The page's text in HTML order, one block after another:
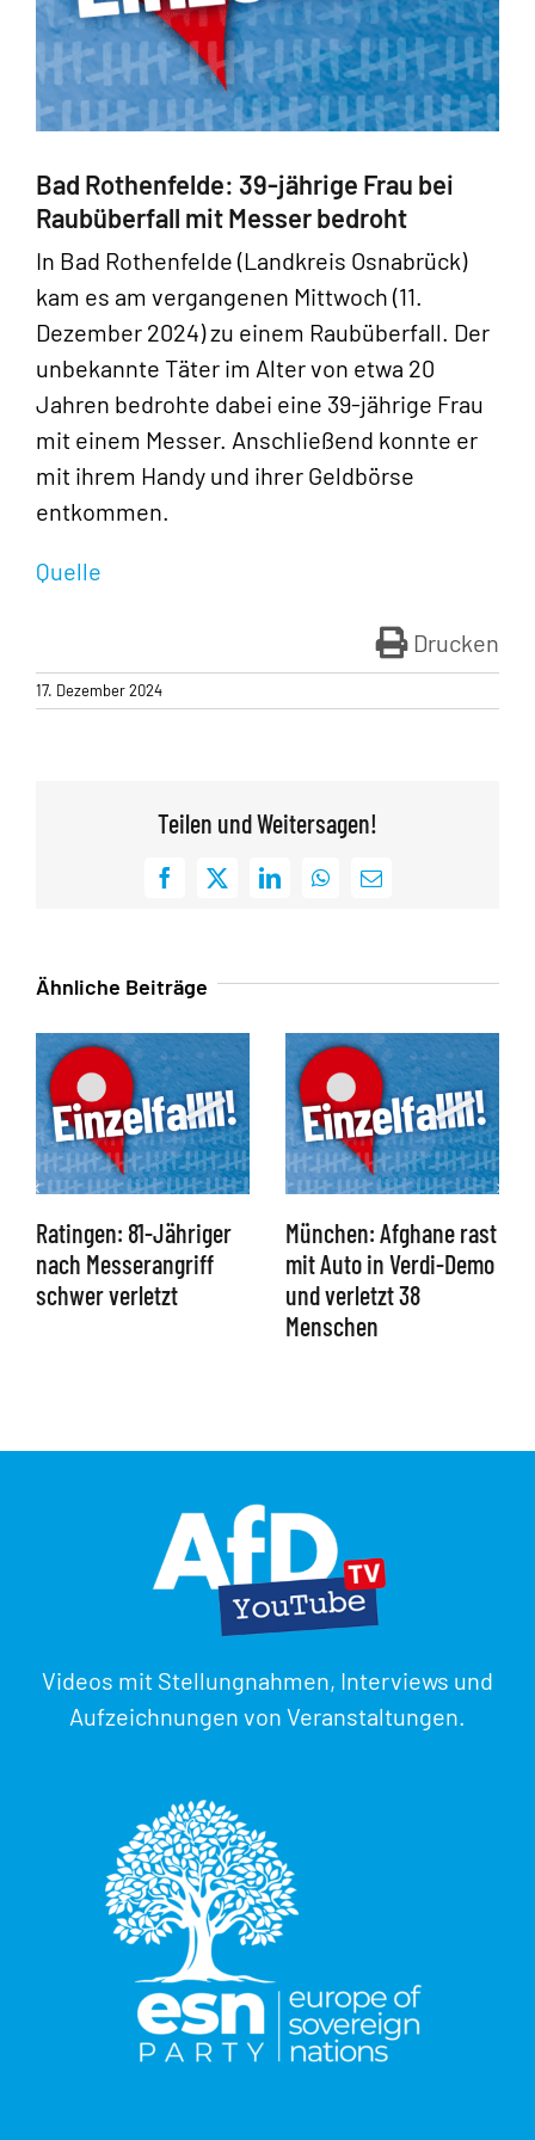
Bad Rothenfelde: 39-jährige Frau bei
Raubüberfall mit Messer bedroht
In Bad Rothenfelde (Landkreis Osnabrück)
kam es am vergangenen Mittwoch (11.
Dezember 2024) zu einem Raubüberfall. Der
unbekannte Täter im Alter von etwa 20
Jahren bedrohte dabei eine 39-jährige Frau
mit einem Messer. Anschließend konnte er
mit ihrem Handy und ihrer Geldbörse
entkommen.
Quelle
Drucken
17. Dezember 2024
Teilen und Weitersagen!
Facebook
X LinkedInWhatsApp
E-
Ähnliche Beiträge
Ratingen: 81-Jähriger
nach Messerangriff
schwer verletzt
München: Afghane rast
mit Auto in Verdi-Demo
und verletzt 38
Menschen
Videos mit Stellungnahmen, Interviews und
Aufzeichnungen von Veranstaltungen.